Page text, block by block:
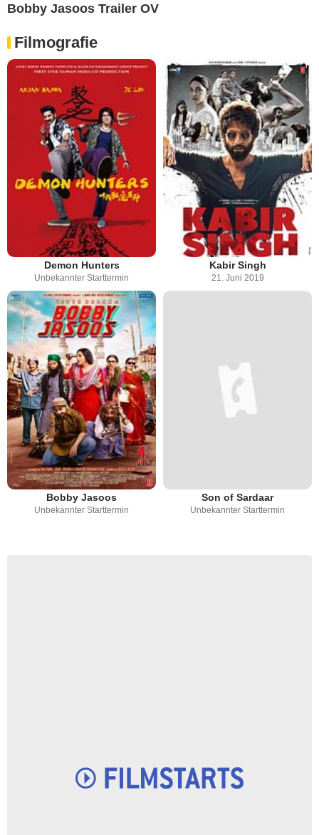
Bobby Jasoos Trailer OV
Filmografie
Demon Hunters
Unbekannter Starttermin
Kabir Singh
21. Juni 2019
Bobby Jasoos
Unbekannter Starttermin
Son of Sardaar
Unbekannter Starttermin